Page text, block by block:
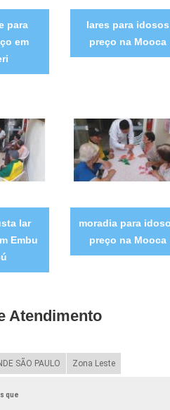
para
em
lares para idosos
preço na Mooca
lar
Embu
moradia para
preço na Mooca
Atendimento
SÃO PAULO Zona Leste
que